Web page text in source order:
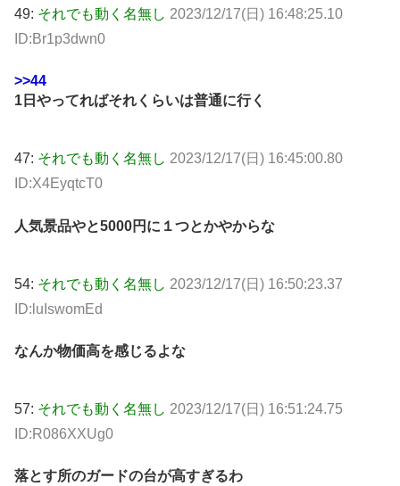
49: それでも動く名無し 2023/12/17(日) 16:48:25.10
ID:Br1p3dwn0
>>44
1日やってればそれくらいは普通に行く
47: それでも動く名無し 2023/12/17(日) 16:45:00.80
ID:X4EyqtcT0
人気景品やと5000円に１つとかやからな
54: それでも動く名無し 2023/12/17(日) 16:50:23.37
ID:luIswomEd
なんか物価高を感じるよな
57: それでも動く名無し 2023/12/17(日) 16:51:24.75
ID:R086XXUg0
落とす所のガードの台が高すぎるわ